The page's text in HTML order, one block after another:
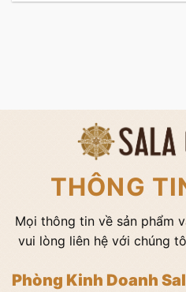
THÔNG
Mọi thông tin về sản phẩm
vui lòng liên hệ với chúng
Phòng Kinh Doanh